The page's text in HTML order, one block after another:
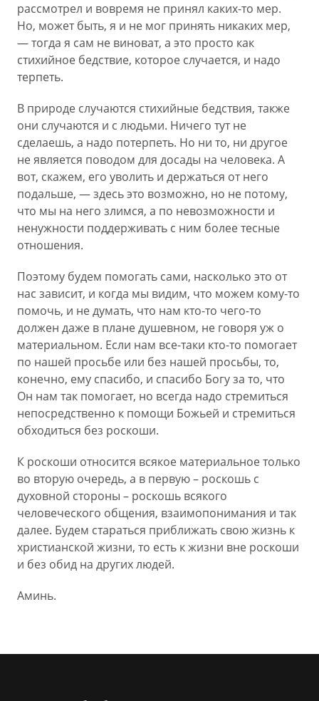
рассмотрел и вовремя не принял каких-то мер.
Но, может быть, я и не мог принять никаких мер,
— тогда я сам не виноват, а это просто как
стихийное бедствие, которое случается, и надо
терпеть.
В природе случаются стихийные бедствия, также
они случаются и с людьми. Ничего тут не
сделаешь, а надо потерпеть. Но ни то, ни другое
не является поводом для досады на человека. А
вот, скажем, его уволить и держаться от него
подальше, — здесь это возможно, но не потому,
что мы на него злимся, а по невозможности и
ненужности поддерживать с ним более тесные
отношения.
Поэтому будем помогать сами, насколько это от
нас зависит, и когда мы видим, что можем кому-то
помочь, и не думать, что нам кто-то чего-то
должен даже в плане душевном, не говоря уж о
материальном. Если нам все-таки кто-то помогает
по нашей просьбе или без нашей просьбы, то,
конечно, ему спасибо, и спасибо Богу за то, что
Он нам так помогает, но всегда надо стремиться
непосредственно к помощи Божьей и стремиться
обходиться без роскоши.
К роскоши относится всякое материальное только
во вторую очередь, а в первую – роскошь с
духовной стороны – роскошь всякого
человеческого общения, взаимопонимания и так
далее. Будем стараться приближать свою жизнь к
христианской жизни, то есть к жизни вне роскоши
и без обид на других людей.
Аминь.